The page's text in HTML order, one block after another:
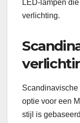
LED-lampen
verlichting.
optie voor een
stijl is